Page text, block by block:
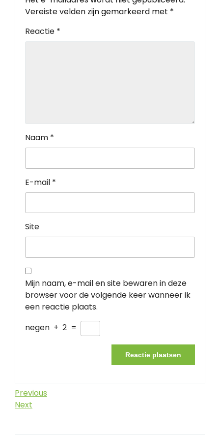
Vereiste velden zijn gemarkeerd met *
Reactie *
Naam *
E-mail *
Site
Mijn naam, e-mail en site bewaren in deze
browser voor de volgende keer wanneer ik
een reactie plaats.
negen + 2 =
Berichtnavigatie
Previous
Post
Previous
Next
Next